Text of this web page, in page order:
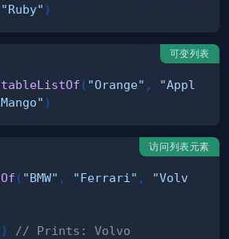
"Ruby" )
可变列表
( "Orange" ,
"Appl
)
访问列表元素
( "BMW" , "Ferrari" ,
"Volv
) // Prints: Volvo